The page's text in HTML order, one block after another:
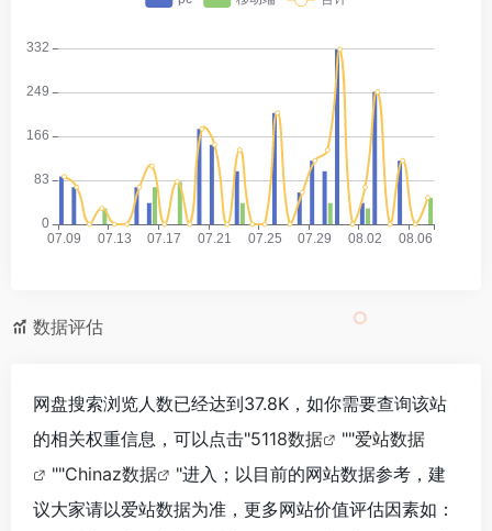
数据评估
网盘搜索浏览人数已经达到37.8K，如你需要查询该站
的相关权重信息，可以点击"5118数据 ""爱站数据
""Chinaz数据
"进入；以目前的网站数据参考，建
议大家请以爱站数据为准，更多网站价值评估因素如：